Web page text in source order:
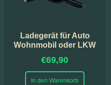
Ladegerät für Auto
Wohnmobil oder LKW
€69,90
In den Warenkorb